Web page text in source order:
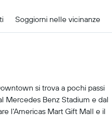
Soggiorni nelle vicinanze
si trova a pochi passi
Mercedes Benz Stadium e dal
l'Americas Mart Gift Mall e il